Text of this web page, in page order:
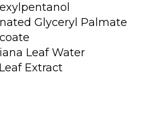
Glyceryl Palmate
Leaf Water
Extract